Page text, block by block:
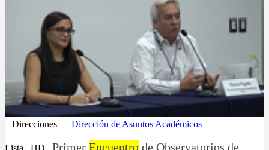
Direcciones Dirección de Asuntos Académicos
Lista HD Primer Encuentro de Observatorios de